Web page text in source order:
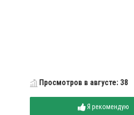
Просмотров в августе: 38
Я рекомендую